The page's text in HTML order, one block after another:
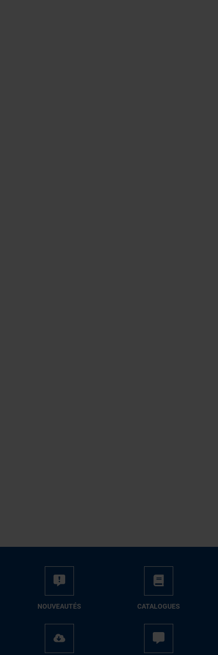
NOUVEAUTÉS CATALOGUES